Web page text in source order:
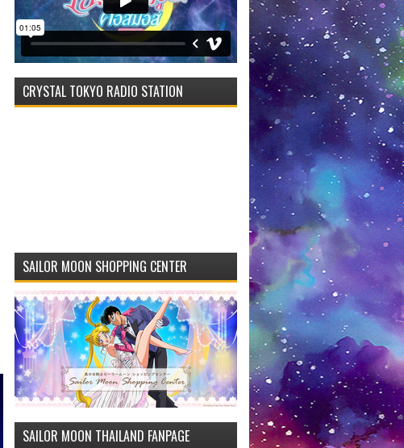
CRYSTAL TOKYO RADIO STATION
SAILOR MOON SHOPPING CENTER
SAILOR MOON THAILAND FANPAGE